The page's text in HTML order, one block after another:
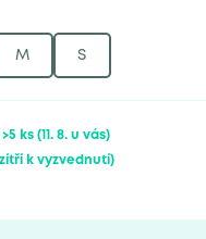
M S
>5 ks (11. 8. u vás)
k vyzvednutí)